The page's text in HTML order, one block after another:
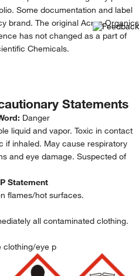
Some documentation and label
brand. The original Acros Organics
has not changed as a part of
Chemicals.
Statements
Danger
liquid and vapor. Toxic in contact
if inhaled. May cause respiratory
and eye damage. Suspected of
Statement
flames/hot surfaces.
all contaminated clothing.
clothing/eye p